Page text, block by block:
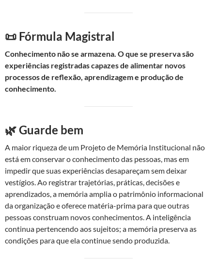
📜 Fórmula Magistral
Conhecimento não se armazena. O que se preserva são
experiências registradas capazes de alimentar novos
processos de reflexão, aprendizagem e produção de
conhecimento.
🌿 Guarde bem
A maior riqueza de um Projeto de Memória Institucional não
está em conservar o conhecimento das pessoas, mas em
impedir que suas experiências desapareçam sem deixar
vestígios. Ao registrar trajetórias, práticas, decisões e
aprendizados, a memória amplia o patrimônio informacional
da organização e oferece matéria-prima para que outras
pessoas construam novos conhecimentos. A inteligência
continua pertencendo aos sujeitos; a memória preserva as
condições para que ela continue sendo produzida.